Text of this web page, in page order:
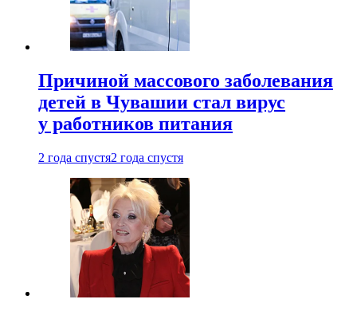
Причиной массового заболевания
детей в Чувашии стал вирус
у работников питания
2 года спустя2 года спустя